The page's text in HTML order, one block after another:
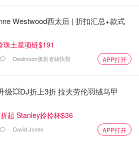
Westwood西太后 | 折扣汇总+款式
珠土星项链$191
Dealmoon澳新省钱快报 APP打开
级💥DJ折上3折 拉夫劳伦羽绒马甲
起 Stanley拎拎杯$36
David Jones APP打开